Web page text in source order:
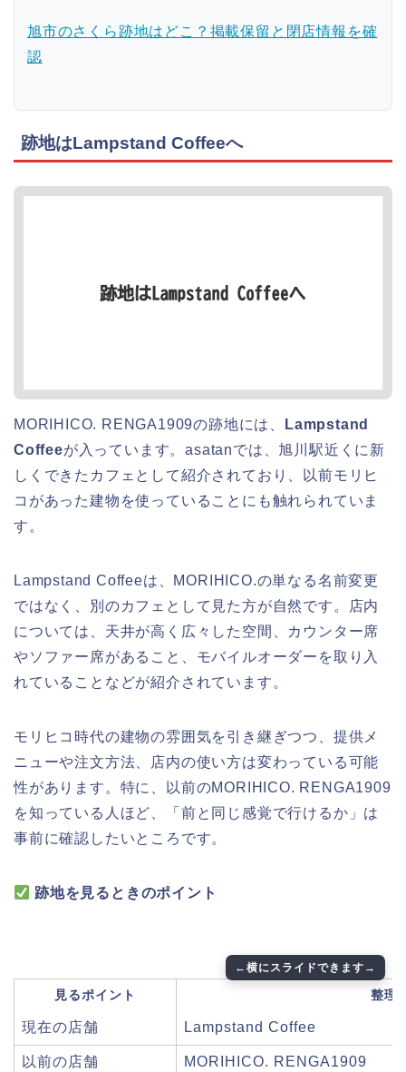
旭市のさくら跡地はどこ？掲載保留と閉店情報を確
認
跡地はLampstand Coffeeへ
MORIHICO. RENGA1909の跡地には、
Lampstand
Coffeeが入っています。asatanでは、旭川駅近くに新
しくできたカフェとして紹介されており、以前モリヒ
コがあった建物を使っていることにも触れられていま
す。
Lampstand Coffeeは、MORIHICO.の単なる名前変更
ではなく、別のカフェとして見た方が自然です。店内
については、天井が高く広々した空間、カウンター席
やソファー席があること、モバイルオーダーを取り入
れていることなどが紹介されています。
モリヒコ時代の建物の雰囲気を引き継ぎつつ、提供メ
ニューや注文方法、店内の使い方は変わっている可能
性があります。特に、以前のMORIHICO. RENGA1909
を知っている人ほど、「前と同じ感覚で行けるか」は
事前に確認したいところです。
跡地を見るときのポイント
見るポイント 整理
現在の店舗 Lampstand Coffee
以前の店舗 MORIHICO. RENGA1909